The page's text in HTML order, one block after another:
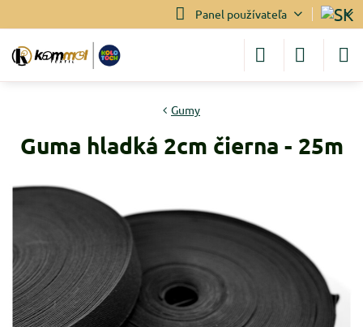
Panel používateľa
Gumy
Guma hladká 2cm čierna - 25m